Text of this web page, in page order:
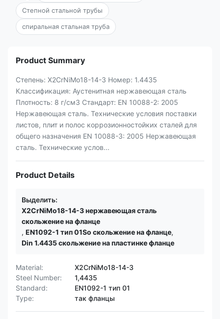
Степной стальной трубы
спиральная стальная труба
Product Summary
Степень: X2CrNiMo18-14-3 Номер: 1.4435
Классификация: Аустенитная нержавеющая сталь
Плотность: 8 г/см3 Стандарт: EN 10088-2: 2005
Нержавеющая сталь. Технические условия поставки
листов, плит и полос коррозионностойких сталей для
общего назначения EN 10088-3: 2005 Нержавеющая
сталь. Технические услов...
Product Details
Выделить:
X2CrNiMo18-14-3 нержавеющая сталь
скольжение на фланце
, EN1092-1 тип 01So скольжение на фланце,
Din 1.4435 скольжение на пластинке фланце
Material:
X2CrNiMo18-14-3
Steel Number:
1,4435
Standard:
EN1092-1 тип 01
Type:
так фланцы